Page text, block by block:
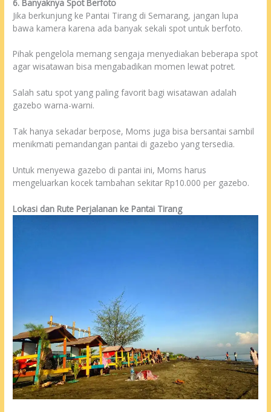
6. Banyaknya Spot Berfoto
Jika berkunjung ke Pantai Tirang di Semarang, jangan lupa
bawa kamera karena ada banyak sekali spot untuk berfoto.
Pihak pengelola memang sengaja menyediakan beberapa spot
agar wisatawan bisa mengabadikan momen lewat potret.
Salah satu spot yang paling favorit bagi wisatawan adalah
gazebo warna-warni.
Tak hanya sekadar berpose, Moms juga bisa bersantai sambil
menikmati pemandangan pantai di gazebo yang tersedia.
Untuk menyewa gazebo di pantai ini, Moms harus
mengeluarkan kocek tambahan sekitar Rp10.000 per gazebo.
Lokasi dan Rute Perjalanan ke Pantai Tirang